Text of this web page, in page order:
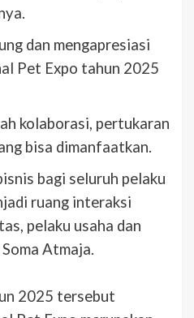
dan mengapresiasi
Pet Expo tahun 2025
kolaborasi, pertukaran
bisa dimanfaatkan.
bagi seluruh pelaku
ruang interaksi
pelaku usaha dan
Atmaja.
2025 tersebut